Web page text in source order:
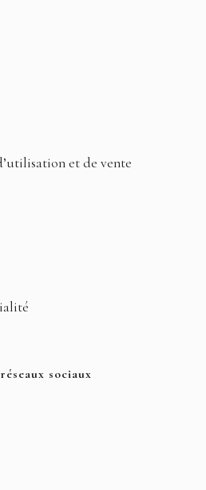
et de vente
sociaux